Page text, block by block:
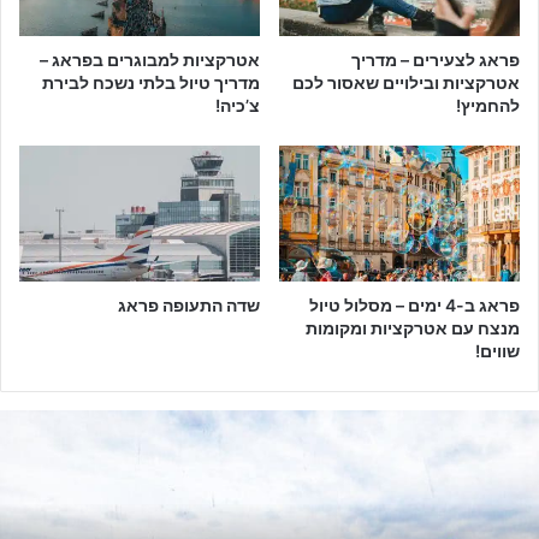
פראג לצעירים – מדריך
אטרקציות ובילויים שאסור לכם
להחמיץ!
אטרקציות למבוגרים בפראג –
מדריך טיול בלתי נשכח לבירת
צ’כיה!
פראג ב-4 ימים – מסלול טיול
מנצח עם אטרקציות ומקומות
שווים!
שדה התעופה פראג
ו